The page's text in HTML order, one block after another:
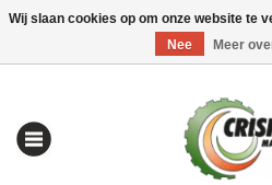
0 Artikelen - €0,00
Wij slaan cookies op om onze website te
Nee
Meer